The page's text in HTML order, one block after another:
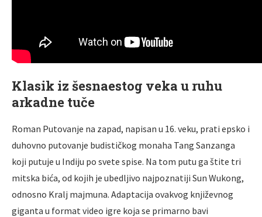
Klasik iz šesnaestog veka u ruhu
arkadne tuče
Roman Putovanje na zapad, napisan u 16. veku, prati epsko i
duhovno putovanje budističkog monaha Tang Sanzanga
koji putuje u Indiju po svete spise. Na tom putu ga štite tri
mitska bića, od kojih je ubedljivo najpoznatiji Sun Wukong,
odnosno Kralj majmuna. Adaptacija ovakvog književnog
giganta u format video igre koja se primarno bavi